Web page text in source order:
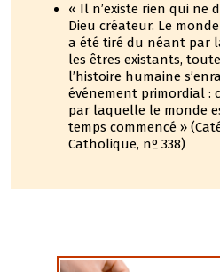
« Il n’existe rien qui ne
Dieu créateur. Le
a été tiré du néant par
les êtres existants,
l’histoire humaine
événement primordial :
par laquelle le monde
temps commencé »
Catholique, nº 338)